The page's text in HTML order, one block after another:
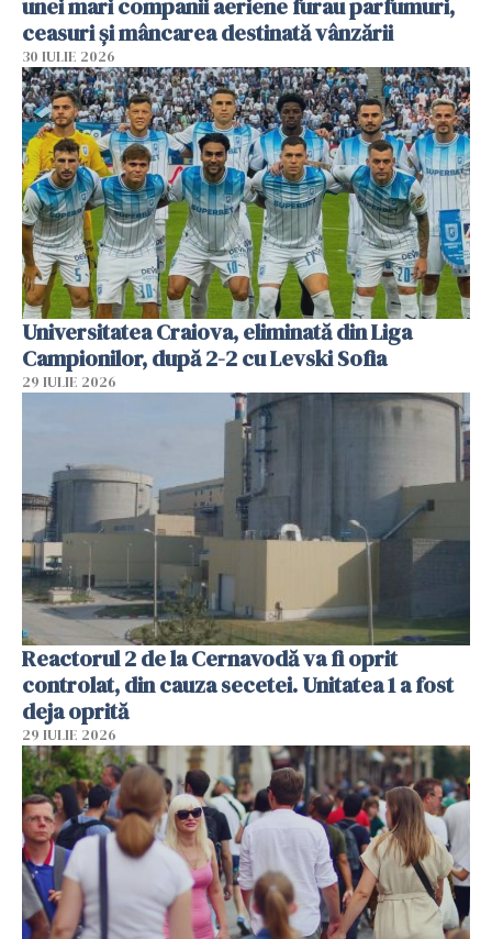
ceasuri și mâncarea destinată vânzării
30 IULIE 2026
Universitatea Craiova, eliminată din Liga
Campionilor, după 2-2 cu Levski Sofia
29 IULIE 2026
Reactorul 2 de la Cernavodă va fi oprit
controlat, din cauza secetei. Unitatea 1 a fost
deja oprită
29 IULIE 2026